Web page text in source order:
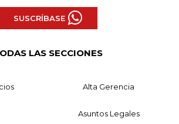
SUSCRÍBASE
LAS SECCIONES
Alta Gerencia
Asuntos Legales